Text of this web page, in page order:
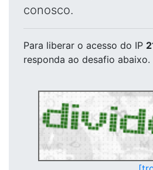
conosco.
Para liberar o acesso do IP
responda ao desafio abaixo.